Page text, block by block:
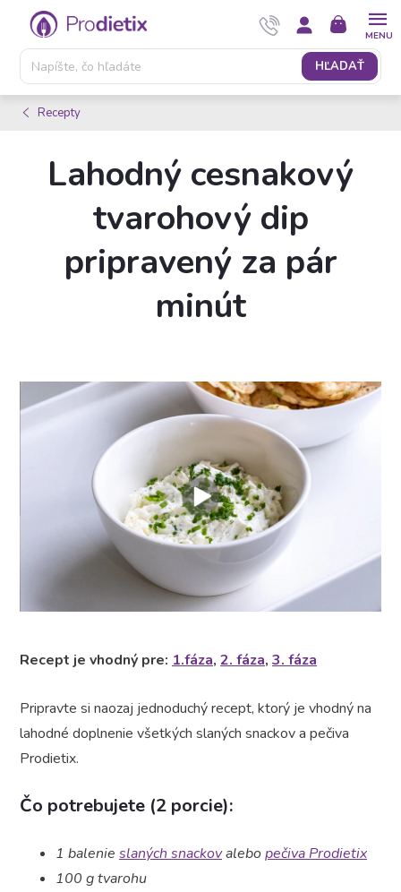
Prejsť
obsah
HĽADAŤ
NÁKUPNÝ
KOŠÍK
Recepty
Lahodný cesnakový
tvarohový dip
pripravený za pár
minút
Recept je vhodný pre: 1.fáza, 2. fáza, 3. fáza
Pripravte si naozaj jednoduchý recept, ktorý je vhodný na
lahodné doplnenie všetkých slaných snackov a pečiva
Prodietix.
Čo potrebujete (2 porcie):
1 balenie slaných snackovalebopečiva Prodietix
100 g tvarohu